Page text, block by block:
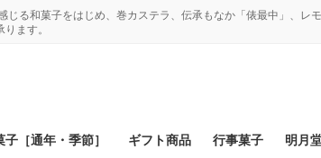
る和菓子をはじめ、巻カステラ、伝承もなか「俵最中」、レ
ます。
子［通年・季節］ ギフト商品 行事菓子 明月